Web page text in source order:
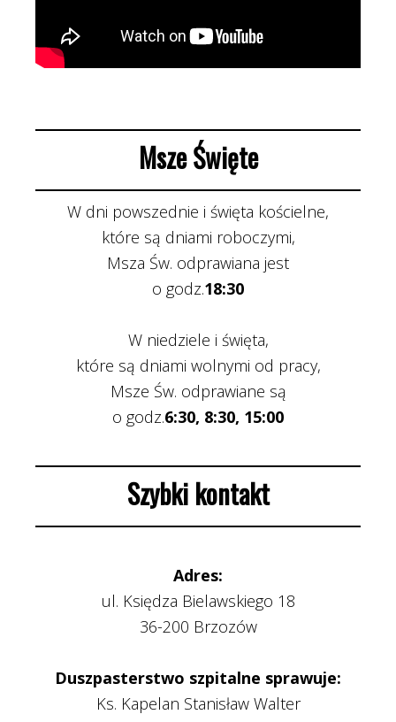
Msze Święte
W dni powszednie i święta kościelne,
które są dniami roboczymi,
Msza Św. odprawiana jest
o godz.18:30
W niedziele i święta,
które są dniami wolnymi od pracy,
Msze Św. odprawiane są
o godz.6:30, 8:30, 15:00
Szybki kontakt
Adres:
ul. Księdza Bielawskiego 18
36-200 Brzozów
Duszpasterstwo szpitalne sprawuje:
Ks. Kapelan Stanisław Walter